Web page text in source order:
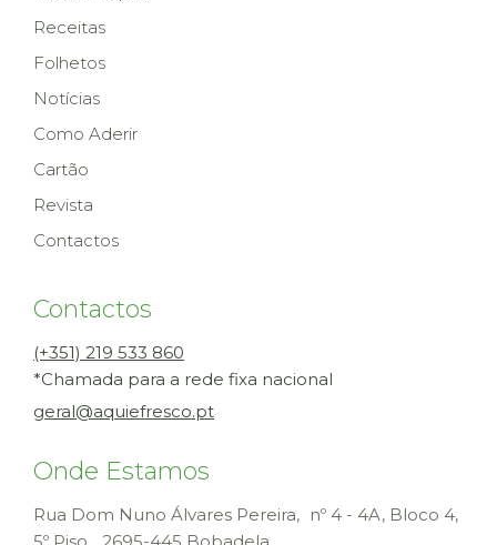
Receitas
Folhetos
Notícias
Como Aderir
Cartão
Revista
Contactos
Contactos
(+351) 219 533 860
*Chamada para a rede fixa nacional
geral@aquiefresco.pt
Onde Estamos
Rua Dom Nuno Álvares Pereira, nº 4 - 4A, Bloco 4,